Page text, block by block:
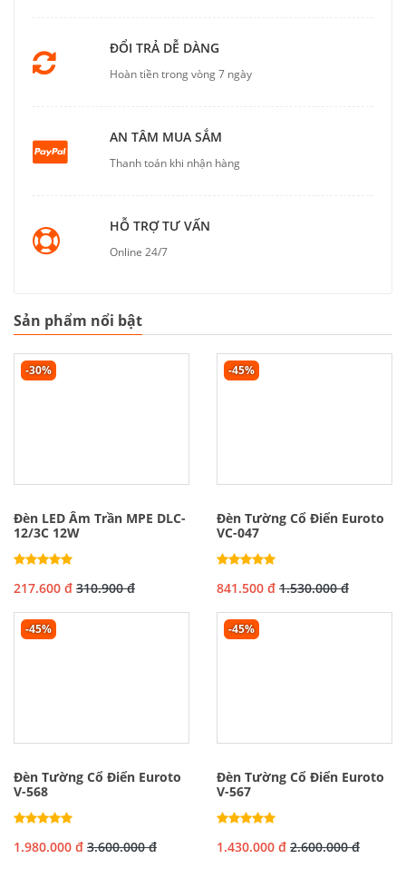
ĐỔI TRẢ DỄ DÀNG
Hoàn tiền trong vòng 7 ngày
AN TÂM MUA SẮM
Thanh toán khi nhận hàng
HỖ TRỢ TƯ VẤN
Online 24/7
Sản phẩm nổi bật
-30%
Đèn LED Âm Trần MPE DLC-
12/3C 12W
217.600 đ 310.900 đ
-45%
Đèn Tường Cổ Điển Euroto
VC-047
841.500 đ 1.530.000 đ
-45%
Đèn Tường Cổ Điển Euroto
V-568
1.980.000 đ 3.600.000 đ
-45%
Đèn Tường Cổ Điển Euroto
V-567
1.430.000 đ 2.600.000 đ